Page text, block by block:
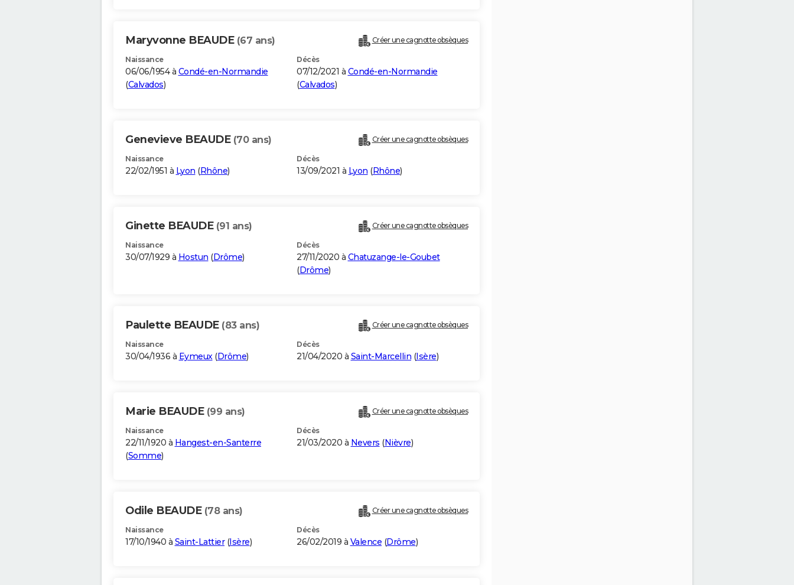
Maryvonne BEAUDE (67 ans) Créer une cagnotte obsèques
Naissance
06/06/1954 à Condé-en-Normandie
(Calvados)
Décès
07/12/2021 à Condé-en-Normandie
(Calvados)
Genevieve BEAUDE (70 ans) Créer une cagnotte obsèques
Naissance
22/02/1951 à Lyon (Rhône)
Décès
13/09/2021 à Lyon (Rhône)
Ginette BEAUDE (91 ans) Créer une cagnotte obsèques
Naissance
30/07/1929 à Hostun (Drôme)
Décès
27/11/2020 à Chatuzange-le-Goubet
(Drôme)
Paulette BEAUDE (83 ans) Créer une cagnotte obsèques
Naissance
30/04/1936 à Eymeux(Drôme)
Décès
21/04/2020 à Saint-Marcellin (Isère)
Marie BEAUDE (99 ans) Créer une cagnotte obsèques
Naissance
22/11/1920 à Hangest-en-Santerre
(Somme)
Décès
21/03/2020 à Nevers (Nièvre)
Odile BEAUDE (78 ans) Créer une cagnotte obsèques
Naissance
17/10/1940 à Saint-Lattier(Isère)
Décès
26/02/2019 à Valence (Drôme)